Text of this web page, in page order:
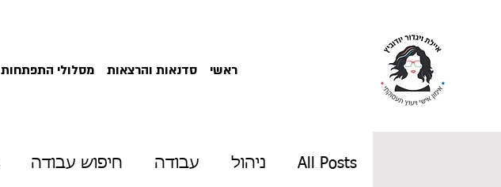
ראשי סדנאות והרצאות מסלולי התפתחות
All Posts ניהול עבודה חיפוש עבודה